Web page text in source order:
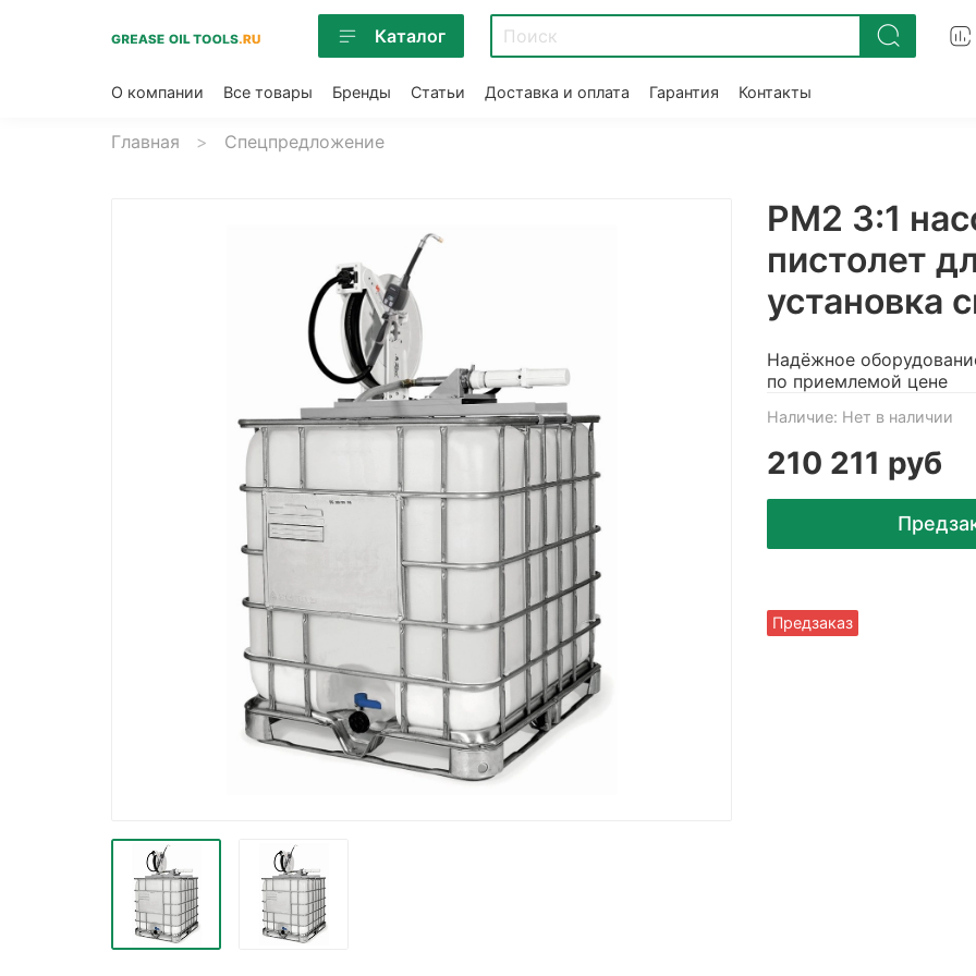
Каталог
О компании Все товары Бренды Статьи Доставка и оплата Гарантия Контакты
Главная Спецпредложение
Наличие: Нет в наличии
Предзаказ
РМ2 3:1
пистолет
установка
210 211 руб
Надёжное
по приемлемой цене